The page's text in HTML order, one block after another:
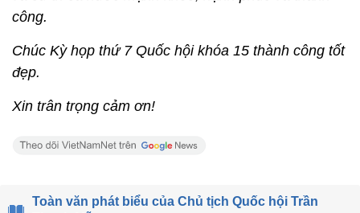
công.
Chúc Kỳ họp thứ 7 Quốc hội khóa 15 thành công tốt
đẹp.
Xin trân trọng cảm ơn!
Toàn văn phát biểu của Chủ tịch Quốc hội Trần